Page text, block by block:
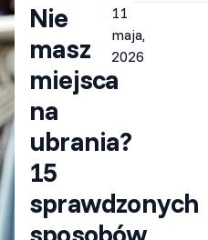
Nie
masz
miejsca
na
ubrania?
15
sprawdzonych
11
maja,
2026